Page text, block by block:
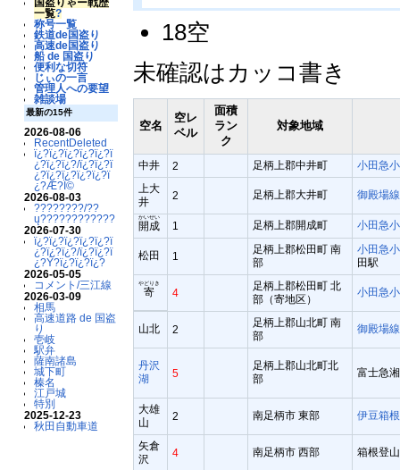
国盗りゃー戦歴
一覧?
称号一覧
鉄道de国盗り
高速de国盗り
船 de 国盗り
便利な切符
じぃの一言
管理人への要望
雑談場
最新の15件
2026-08-06
RecentDeleted
ï¿?ï¿?ï¿?ï¿?ï¿?ï
¿?ï¿?ï¿?/ï¿?ï¿?ï
¿?ï¿?ï¿?ï¿?ï¿?ï
¿?Æ?Ï©
2026-08-03
????????/??
ų????????????
2026-07-30
ï¿?ï¿?ï¿?ï¿?ï¿?ï
¿?ï¿?ï¿?/ï¿?ï¿?ï
¿?Ý?ï¿?ï¿?ï¿?
2026-05-05
コメント/三江線
2026-03-09
相馬
高速道路 de 国盗
り
壱岐
駅弁
薩南諸島
城下町
榛名
江戸城
特別
2025-12-23
秋田自動車道
18空
未確認はカッコ書き
空名
空レ
ベル
面積
ラン
ク
対象地域
中井 2 足柄上郡中井町
小田急
上大
井
2 足柄上郡大井町 御殿場線
開成
かいせい
1 足柄上郡開成町 小田急
松田 1
足柄上郡松田町 南
部
小田急
田駅
寄
やどりき
4
足柄上郡松田町 北
部（寄地区）
小田急
山北 2
足柄上郡山北町 南
部
御殿場線
丹沢
湖
5
足柄上郡山北町北
部
富士急
大雄
山
2 南足柄市 東部 伊豆箱
矢倉
沢
4 南足柄市 西部 箱根登